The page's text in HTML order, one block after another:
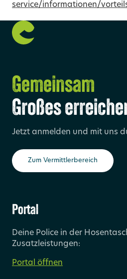
service/informationen/
Portal
Deine Police in der
Zusatzleistungen:
Portal öffnen
Gemeinsam
Großes
Jetzt anmelden und mit uns
Zum Vermittlerbereich